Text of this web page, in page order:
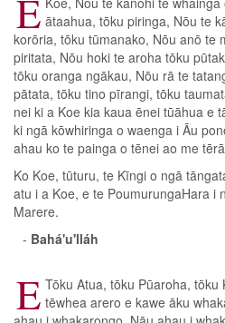
E ātaahua, tōku piringa, Nōu te
korōria, tōku tūmanako, Nōu anō te
piritata, Nōu hoki te aroha tōku
tōku oranga ngākau, Nōu rā te
pātata, tōku tino pīrangi, tōku
nei ki a Koe kia kaua ēnei tūāhua e
ki ngā kōwhiringa o waenga i Āu
ahau ko te painga o tēnei ao me
Ko Koe, tūturu, te Kīngi o ngā
atu i a Koe, e te PoumurungaHara i
Marere.
- Bahá'u'lláh
E Tōku Atua, tōku Pūaroha,
tēwhea arero e kawe āku